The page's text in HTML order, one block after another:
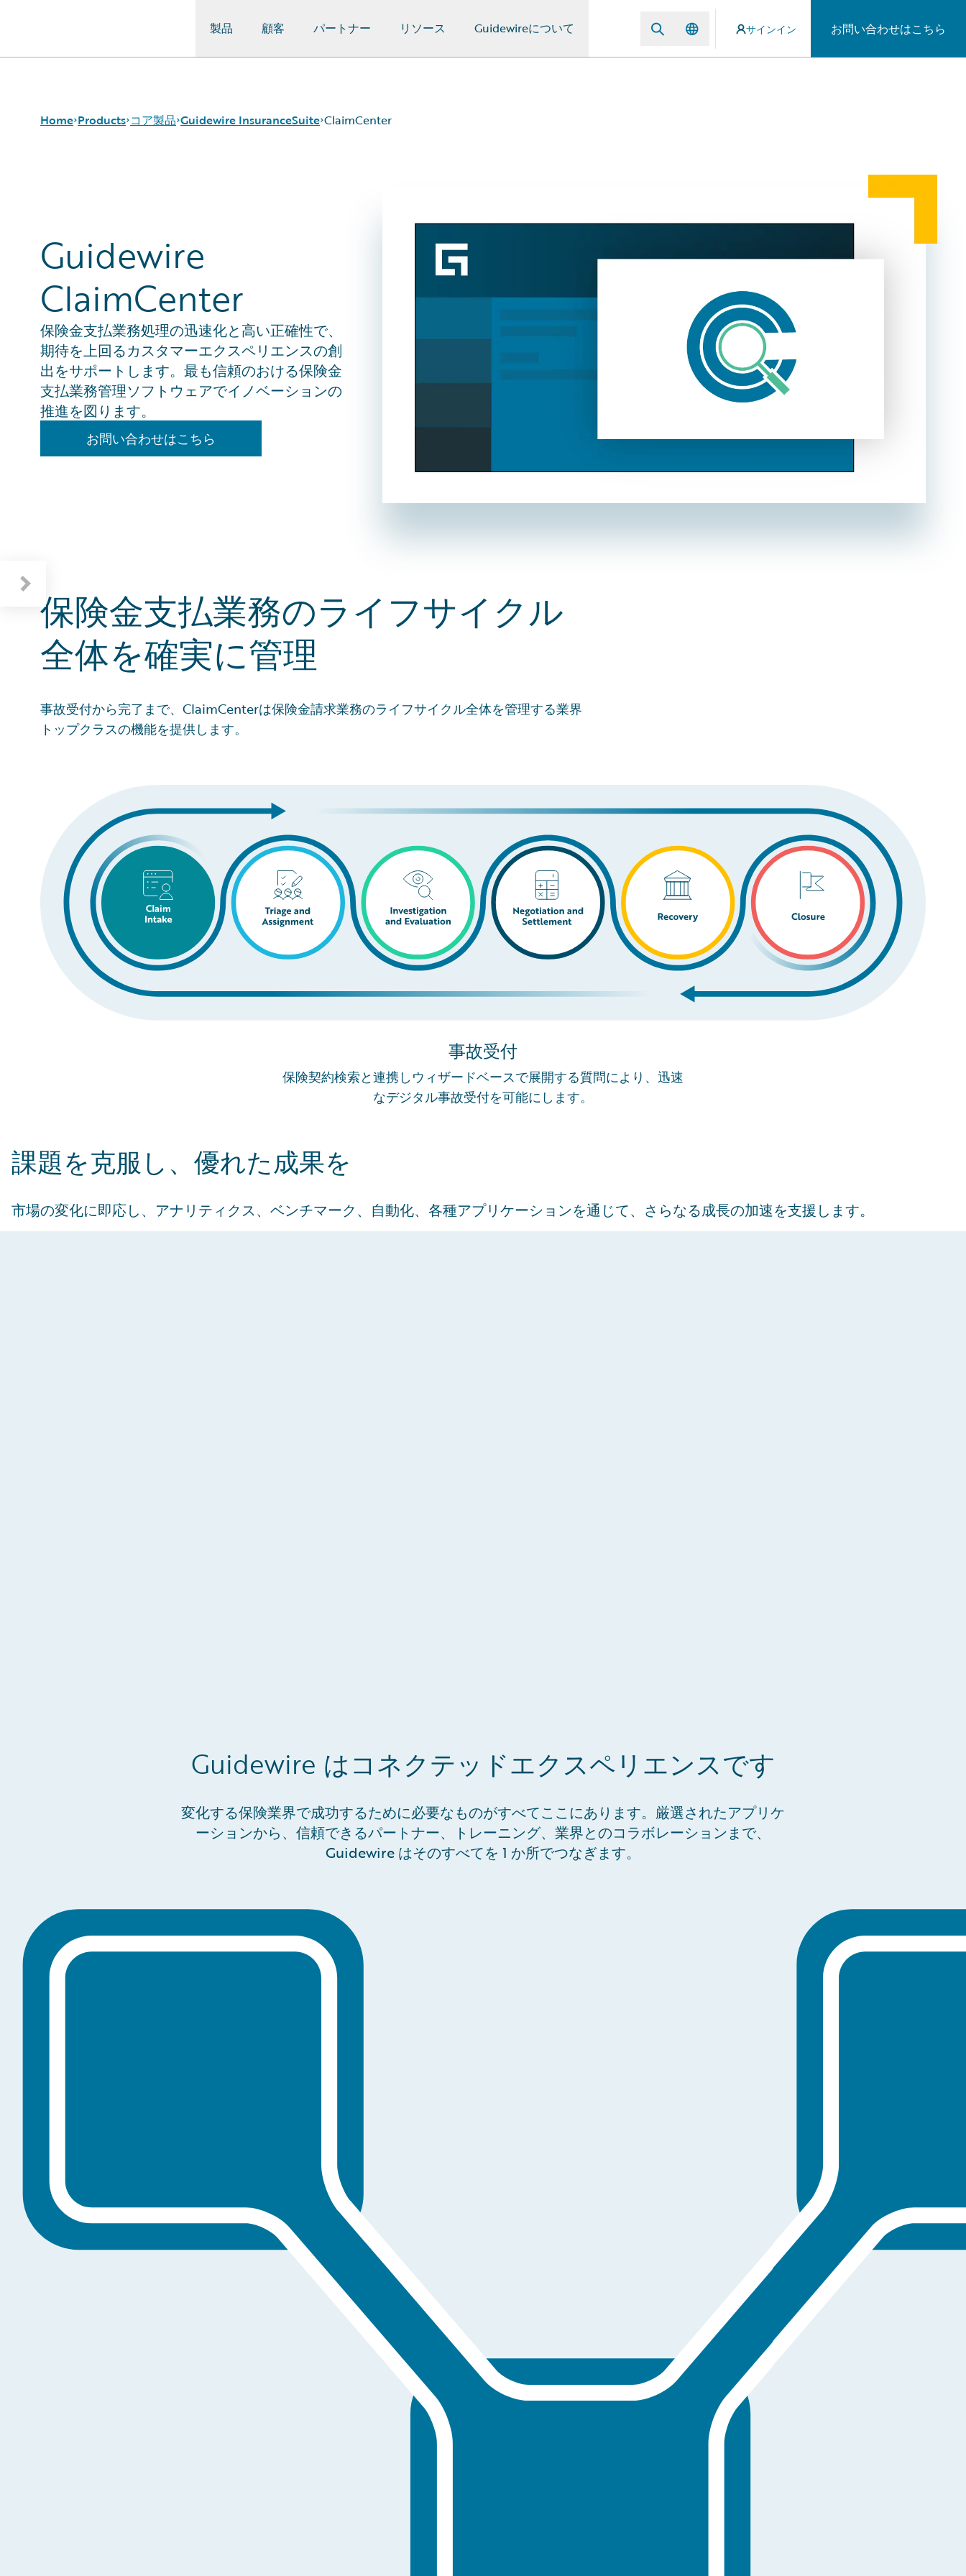
製品 顧客 パートナー リソース Guidewireについて サインイン お問い合わせはこちら
Home Products
Guidewire Solutions
Services
コア製品 Guidewire InsuranceSuite
PricingCenter
UnderwritingCenter
ClaimCenter
Guidewire
ClaimCenter
保険金支払業務処理の迅速化と高い正確性で、
期待を上回るカスタマーエクスペリエンスの創
出をサポートします。最も信頼のおける保険金
支払業務管理ソフトウェアでイノベーションの
推進を図ります。
お問い合わせはこちら
保険金支払業務のライフサイクル
全体を確実に管理
事故受付から完了まで、ClaimCenterは保険金請求業務のライフサイクル全体を管理する業界
トップクラスの機能を提供します。
事故受付
保険契約検索と連携しウィザードベースで展開する質問により、迅速
なデジタル事故受付を可能にします。
課題を克服し、優れた成果を
市場の変化に即応し、アナリティクス、ベンチマーク、自動化、各種アプリケーションを通じて、さらなる成長の加速を支援します。
Guidewire はコネクテッドエクスペリエンスです
変化する保険業界で成功するために必要なものがすべてここにあります。厳選されたアプリケ
ーションから、信頼できるパートナー、トレーニング、業界とのコラボレーションまで、
Guidewire はそのすべてを 1 か所でつなぎます。